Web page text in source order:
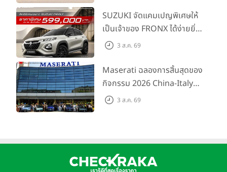
พร้อมลุย ด้วยราคาพิเศษเริ่ม
ต้นที่ 9.49 แสนบาท
SUZUKI จัดแคมเปญพิเศษให้
เป็นเจ้าของ FRONX ได้ง่ายยิ่ง
ขึ้นสำหรับรุ่น GL ราคาพิเศษ
200 คัน พร้อมข้อเสนอสุดคุ้ม
3 ส.ค. 69
Maserati ฉลองการสิ้นสุดของ
กิจกรรม 2026 China-Italy
Grand Tour ณ สำนักงาน
3 ส.ค. 69